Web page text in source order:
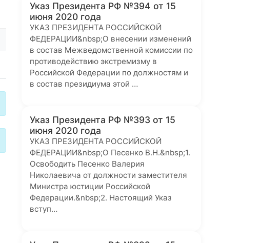
Указ Президента РФ №394 от 15
июня 2020 года
УКАЗ ПРЕЗИДЕНТА РОССИЙСКОЙ
ФЕДЕРАЦИИ&nbsp;О внесении изменений
в состав Межведомственной комиссии по
противодействию экстремизму в
Российской Федерации по должностям и
в состав президиума этой …
Указ Президента РФ №393 от 15
июня 2020 года
УКАЗ ПРЕЗИДЕНТА РОССИЙСКОЙ
ФЕДЕРАЦИИ&nbsp;О Песенко В.Н.&nbsp;1.
Освободить Песенко Валерия
Николаевича от должности заместителя
Министра юстиции Российской
Федерации.&nbsp;2. Настоящий Указ
вступ…